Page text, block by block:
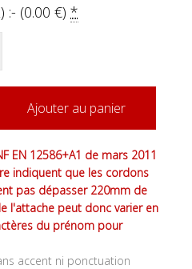
:- (0.00€)*
Ajouter au panier
EN 12586+A1 de mars 2011
indiquent que les cordons
pas dépasser 220mm de
l'attache peut donc varier en
du prénom pour
accent ni ponctuation